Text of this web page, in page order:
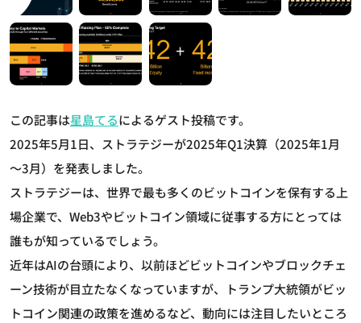
この記事は星島てるによるゲスト投稿です。
2025年5月1日、ストラテジーが2025年Q1決算（2025年1月
～3月）を発表しました。
ストラテジーは、世界で最も多くのビットコインを保有する上
場企業で、Web3やビットコイン領域に従事する方にとっては
誰もが知っているでしょう。
近年はAIの台頭により、以前ほどビットコインやブロックチェ
ーン技術が目立たなくなっていますが、トランプ大統領がビッ
トコイン関連の政策を進めるなど、動向には注目したいところ